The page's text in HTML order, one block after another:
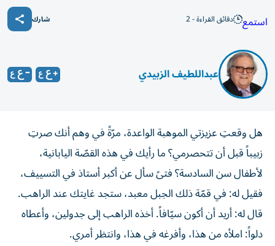
استمع دقائق القراءة - 2 شارك
عبداللطيف الزبيدي
هل وقعتِ عزيزتي الموهبة الواعدة، مرّةً في وهم أنك صرتِ
زبيباً قبل أن تتحصرمي؟ ما رأيك في هذه القصّة اليابانية،
لأطفال سن السادسة؟ فتىً سأل عن أكبر أستاذ في التسييف،
فقيل له: في قمّة ذلك الجبل معبد، ستجد غايتك عند الراهب.
قال له: أريد أن أكون سيّافاً. أخذه الراهب إلى جدولين، وأعطاه
دلواً: املأه من هذا، وأفرغه في هذا، وانتظر أمري.